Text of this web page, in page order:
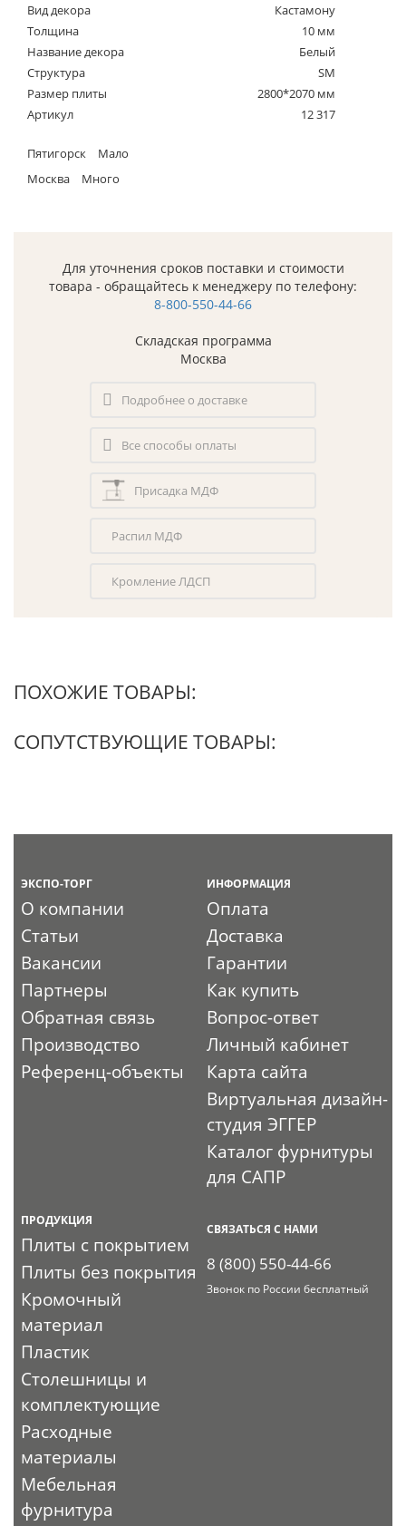
Вид декора
Кастамону
Толщина
10 мм
Название декора
Белый
Структура
SM
Размер плиты
2800*2070 мм
Артикул
12 317
Пятигорск
Мало
Москва
Много
Для уточнения сроков поставки и стоимости
товара - обращайтесь к менеджеру по телефону:
8-800-550-44-66
Складская программа
Москва
Подробнее о доставке
Все способы оплаты
Присадка МДФ
Распил МДФ
Кромление ЛДСП
ПОХОЖИЕ ТОВАРЫ:
СОПУТСТВУЮЩИЕ ТОВАРЫ:
ЭКСПО-ТОРГ
О компании
Статьи
Вакансии
Партнеры
Обратная связь
Производство
Референц-объекты
ИНФОРМАЦИЯ
Оплата
Доставка
Гарантии
Как купить
Вопрос-ответ
Личный кабинет
Карта сайта
Виртуальная дизайн-
студия ЭГГЕР
Каталог фурнитуры
для САПР
ПРОДУКЦИЯ
Плиты с покрытием
Плиты без покрытия
Кромочный
материал
Пластик
Столешницы и
комплектующие
Расходные
материалы
Мебельная
фурнитура
СВЯЗАТЬСЯ С НАМИ
8 (800) 550-44-66
Звонок по России бесплатный